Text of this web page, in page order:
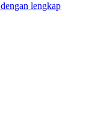
lengkap